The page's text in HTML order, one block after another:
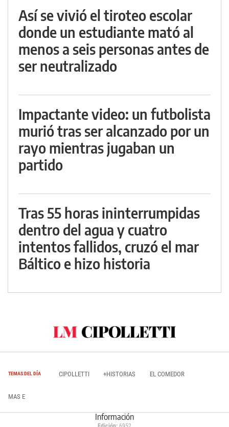
Así se vivió el tiroteo escolar
donde un estudiante mató al
menos a seis personas antes de
ser neutralizado
Impactante video: un futbolista
murió tras ser alcanzado por un
rayo mientras jugaban un
partido
Tras 55 horas ininterrumpidas
dentro del agua y cuatro
intentos fallidos, cruzó el mar
Báltico e hizo historia
TEMAS DEL DÍA CIPOLLETTI +HISTORIAS EL COMEDOR
MAS E
Información